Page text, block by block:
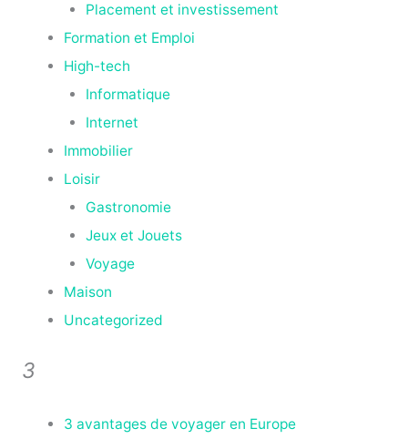
Placement et investissement
Formation et Emploi
High-tech
Informatique
Internet
Immobilier
Loisir
Gastronomie
Jeux et Jouets
Voyage
Maison
Uncategorized
3
3 avantages de voyager en Europe